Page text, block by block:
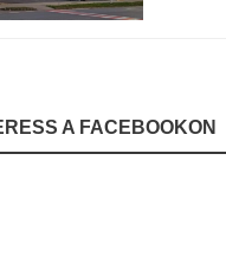
A FACEBOOKON